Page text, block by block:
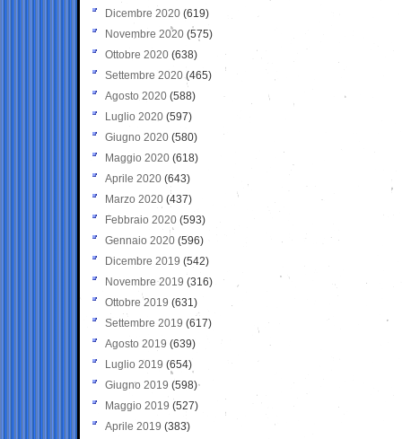
Dicembre 2020 (619)
Novembre 2020 (575)
Ottobre 2020 (638)
Settembre 2020(465)
Agosto 2020 (588)
Luglio 2020 (597)
Giugno 2020 (580)
Maggio 2020 (618)
Aprile 2020 (643)
Marzo 2020 (437)
Febbraio 2020 (593)
Gennaio 2020 (596)
Dicembre 2019 (542)
Novembre 2019 (316)
Ottobre 2019 (631)
Settembre 2019 (617)
Agosto 2019 (639)
Luglio 2019 (654)
Giugno 2019 (598)
Maggio 2019 (527)
Aprile 2019 (383)